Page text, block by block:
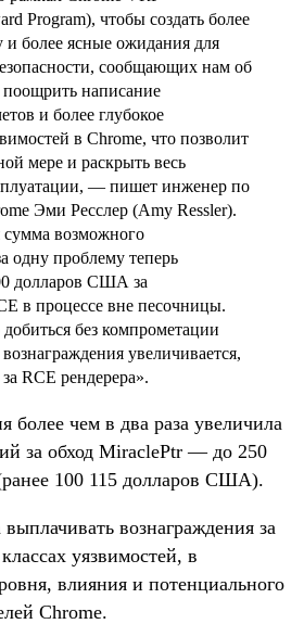
Program), чтобы создать более
и более ясные ожидания для
сообщающих нам об
написание
и более глубокое
в Chrome, что позволит
мере и раскрыть весь
— пишет инженер по
Эми Ресслер (Amy Ressler).
возможного
одну проблему теперь
долларов США за
в процессе вне песочницы.
без компрометации
увеличивается,
RCE рендерера».
более чем в два раза увеличила
за обход MiraclePtr — до 250
100 115 долларов США).
вознаграждения за
уязвимостей, в
влияния и потенциального
Chrome.